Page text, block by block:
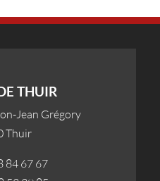
THUIR
Jean Grégory
Thuir
84 67 67